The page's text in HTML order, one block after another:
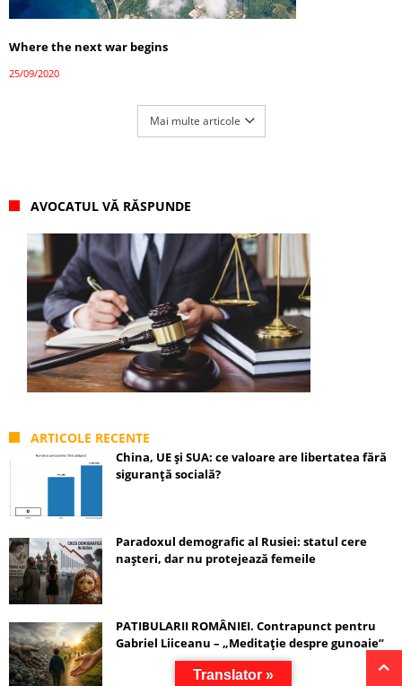
Where the next war begins
25/09/2020
Mai multe articole
AVOCATUL VĂ RĂSPUNDE
ARTICOLE RECENTE
China, UE și SUA: ce valoare are libertatea fără
siguranță socială?
Paradoxul demografic al Rusiei: statul cere
nașteri, dar nu protejează femeile
PATIBULARII ROMÂNIEI. Contrapunct pentru
Gabriel Liiceanu – „Meditație despre gunoaie”
Translator »